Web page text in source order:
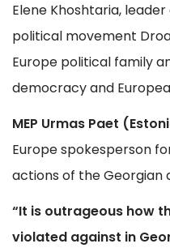
Elene Khoshtaria,
political movement
Europe political family
democracy and
MEP Urmas Paet
Europe spokesperson
actions of the Georgian
“It is outrageous how
violated against in